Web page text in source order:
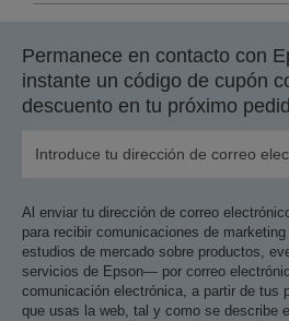
Permanece en contacto con
instante un código de cupón
descuento en tu próximo
Al enviar tu dirección de correo
para recibir comunicaciones de
estudios de mercado sobre productos,
servicios de Epson— por correo
comunicación electrónica, a partir de tus
que usas la web, tal y como se describe